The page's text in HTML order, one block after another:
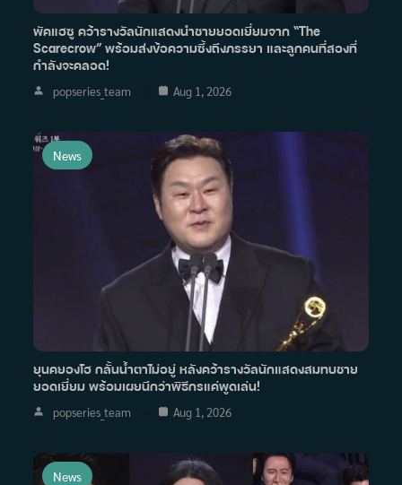
พัคแฮซู คว้ารางวัลนักแสดงนำชายยอดเยี่ยมจาก “The
Scarecrow” พร้อมส่งข้อความซึ้งถึงภรรยา และลูกคนที่สองที่
กำลังจะคลอด!
popseries_team Aug 1, 2026
News
ยุนคยองโฮ กลั้นน้ำตาไม่อยู่ หลังคว้ารางวัลนักแสดงสมทบชาย
ยอดเยี่ยม พร้อมเผยนึกว่าพิธีกรแค่พูดเล่น!
popseries_team Aug 1, 2026
News